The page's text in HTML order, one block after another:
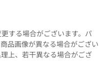
する場合がございます。パ
品画像が異なる場合がござい
上、若干異なる場合がござ